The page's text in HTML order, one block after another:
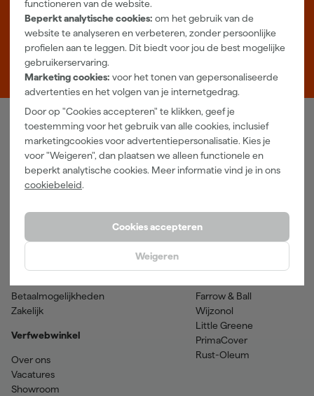
functioneren van de website.
Beperkt analytische cookies: om het gebruik van de
website te analyseren en verbeteren, zonder persoonlijke
profielen aan te leggen. Dit biedt voor jou de best mogelijke
gebruikerservaring.
Marketing cookies: voor het tonen van gepersonaliseerde
advertenties en het volgen van je internetgedrag.
Door op "Cookies accepteren" te klikken, geef je
toestemming voor het gebruik van alle cookies, inclusief
marketingcookies voor advertentiepersonalisatie. Kies je
voor "Weigeren", dan plaatsen we alleen functionele en
beperkt analytische cookies. Meer informatie vind je in ons
cookiebeleid.
Cookies accepteren
Weigeren
Maandag t/m vrijdag 08:00 - 18:00
Zaterdag 08:00 - 16:00
Zevenheuvelenweg 25
5048 AN Tilburg
Verfwebwinkel
Schildersbenodigdheden
Gereedschappen
Grondverf en primer
Spuitbussen
Beits
Betonverf en -coatings
Hulp & contact
Klantenservice
Betaalmogelijkheden
Zakelijk
Verfwebwinkel
Over ons
Vacatures
Showroom
Merken
Farrow & Ball
Wijzonol
Little Greene
PrimaCover
Rust-Oleum